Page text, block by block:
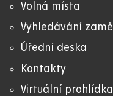
Volná místa
Vyhledávání
Úřední deska
Kontakty
Virtuální prohlídka